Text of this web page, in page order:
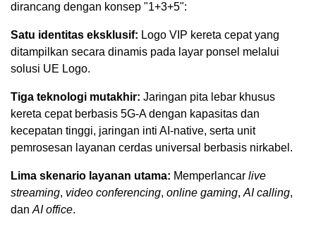
dirancang dengan konsep "1+3+5":
Satu identitas eksklusif: Logo VIP kereta cepat yang
ditampilkan secara dinamis pada layar ponsel melalui
solusi UE Logo.
Tiga teknologi mutakhir: Jaringan pita lebar khusus
kereta cepat berbasis 5G-A dengan kapasitas dan
kecepatan tinggi, jaringan inti AI-native, serta unit
pemrosesan layanan cerdas universal berbasis nirkabel.
Lima skenario layanan utama: Memperlancar live
streaming, video conferencing, online gaming, AI calling,
dan AI office.